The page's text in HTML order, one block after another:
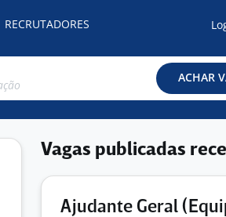
RECRUTADORES
ACHAR
Vagas publicadas
Ajudante Geral